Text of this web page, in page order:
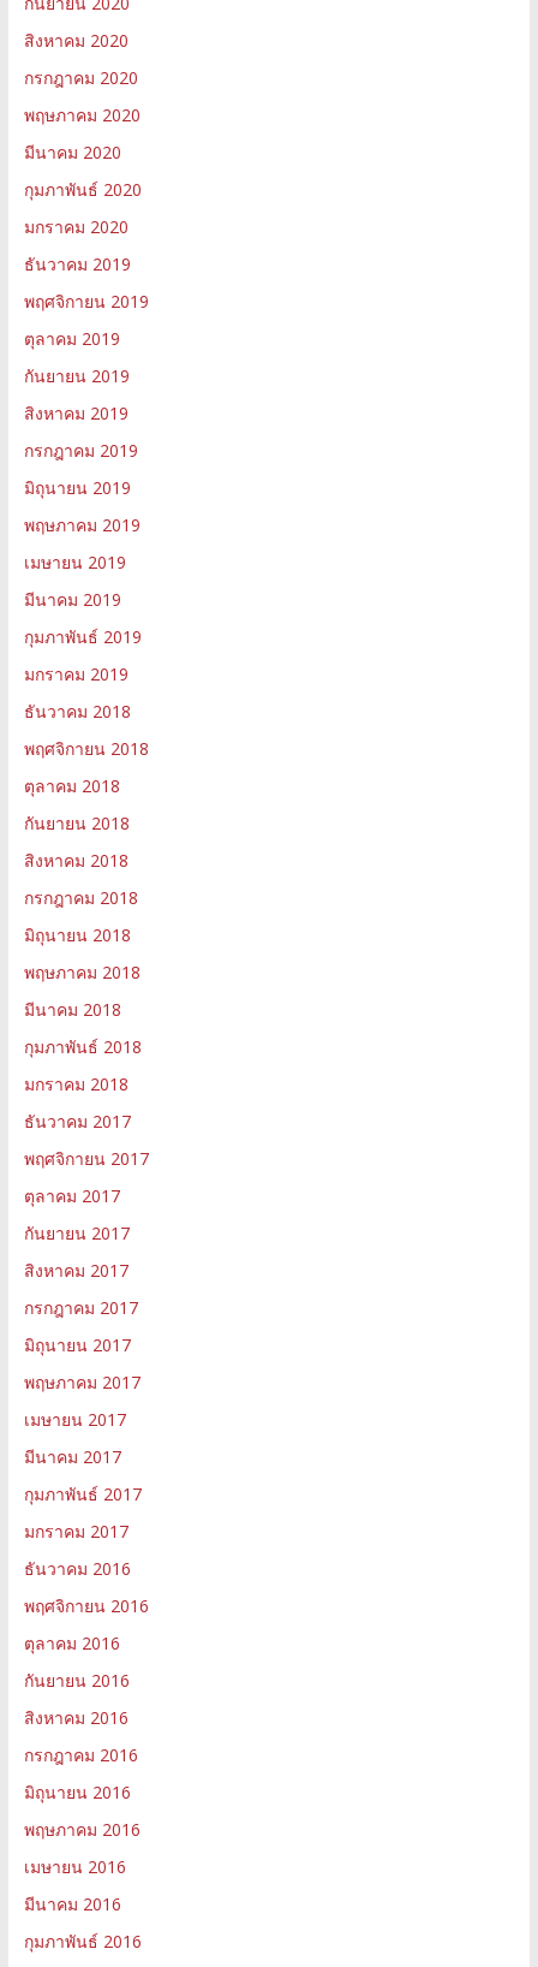
สิงหาคม 2020
กรกฎาคม 2020
พฤษภาคม 2020
มีนาคม 2020
กุมภาพันธ์ 2020
มกราคม 2020
ธันวาคม 2019
พฤศจิกายน 2019
ตุลาคม 2019
กันยายน 2019
สิงหาคม 2019
กรกฎาคม 2019
มิถุนายน 2019
พฤษภาคม 2019
เมษายน 2019
มีนาคม 2019
กุมภาพันธ์ 2019
มกราคม 2019
ธันวาคม 2018
พฤศจิกายน 2018
ตุลาคม 2018
กันยายน 2018
สิงหาคม 2018
กรกฎาคม 2018
มิถุนายน 2018
พฤษภาคม 2018
มีนาคม 2018
กุมภาพันธ์ 2018
มกราคม 2018
ธันวาคม 2017
พฤศจิกายน 2017
ตุลาคม 2017
กันยายน 2017
สิงหาคม 2017
กรกฎาคม 2017
มิถุนายน 2017
พฤษภาคม 2017
เมษายน 2017
มีนาคม 2017
กุมภาพันธ์ 2017
มกราคม 2017
ธันวาคม 2016
พฤศจิกายน 2016
ตุลาคม 2016
กันยายน 2016
สิงหาคม 2016
กรกฎาคม 2016
มิถุนายน 2016
พฤษภาคม 2016
เมษายน 2016
มีนาคม 2016
กุมภาพันธ์ 2016